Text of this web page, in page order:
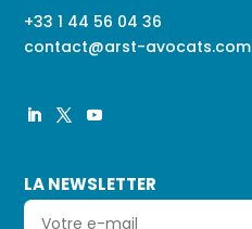
+33 1 44 56 04 36
contact@arst-avocats.com
LA NEWSLETTER
Salut c'est nous...